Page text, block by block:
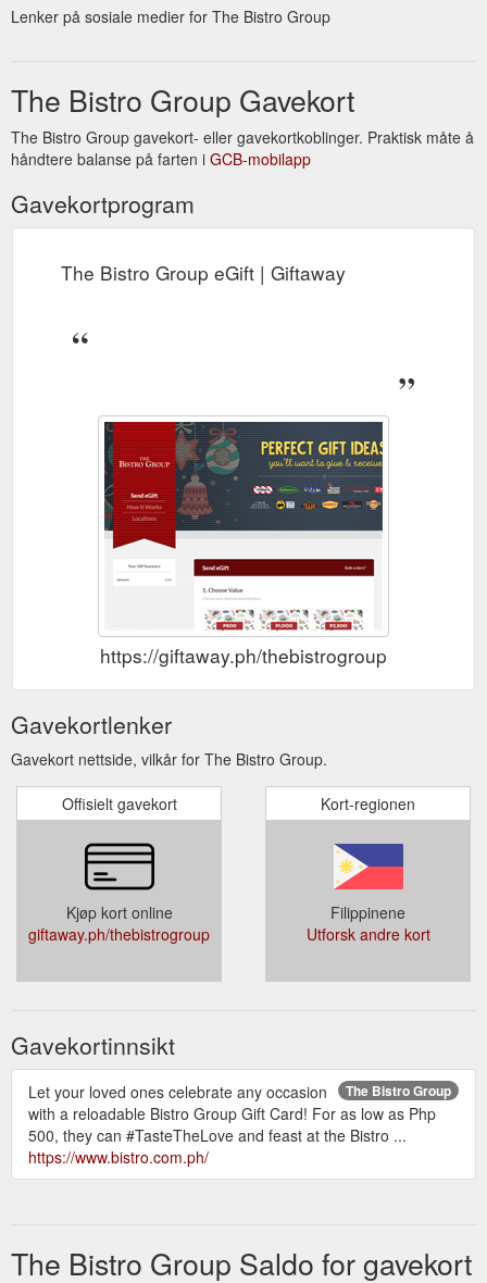
Lenker på sosiale medier for The Bistro Group
The Bistro Group Gavekort
The Bistro Group gavekort- eller gavekortkoblinger. Praktisk måte å
håndtere balanse på farten i GCB-mobilapp
Gavekortprogram
The Bistro Group eGift | Giftaway
https://giftaway.ph/thebistrogroup
Gavekortlenker
Gavekort nettside, vilkår for The Bistro Group.
Offisielt gavekort
Kjøp kort online
giftaway.ph/thebistrogroup
Kort-regionen
Filippinene
Utforsk andre kort
Gavekortinnsikt
The Bistro Group
Let your loved ones celebrate any occasion
with a reloadable Bistro Group Gift Card! For as low as Php
500, they can #TasteTheLove and feast at the Bistro ...
https://www.bistro.com.ph/
The Bistro Group Saldo for gavekort